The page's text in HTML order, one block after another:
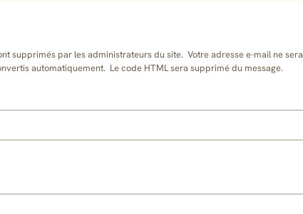
supprimés par les administrateurs du site. Votre adresse e-mail ne sera
automatiquement. Le code HTML sera supprimé du message.